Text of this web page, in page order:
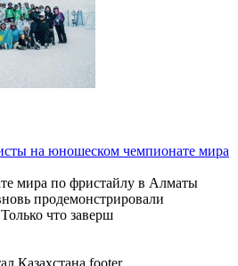
на юношеском чемпионате мира
мира по фристайлу в Алматы
продемонстрировали
что заверш